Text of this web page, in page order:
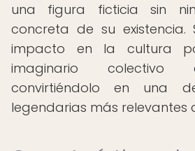
una figura ficticia sin
concreta de su existencia.
impacto en la cultura
imaginario colectivo
convirtiéndolo en una
legendarias más relevantes